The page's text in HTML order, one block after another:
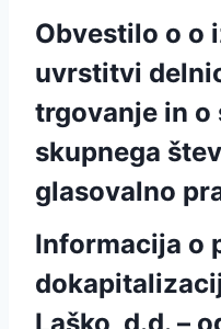
Obvestilo o o
uvrstitvi
trgovanje in o
skupnega
glasovalno
Informacija o